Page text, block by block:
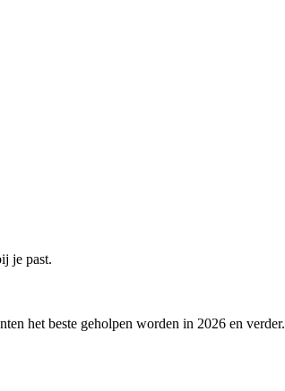
je past.
het beste geholpen worden in 2026 en verder.